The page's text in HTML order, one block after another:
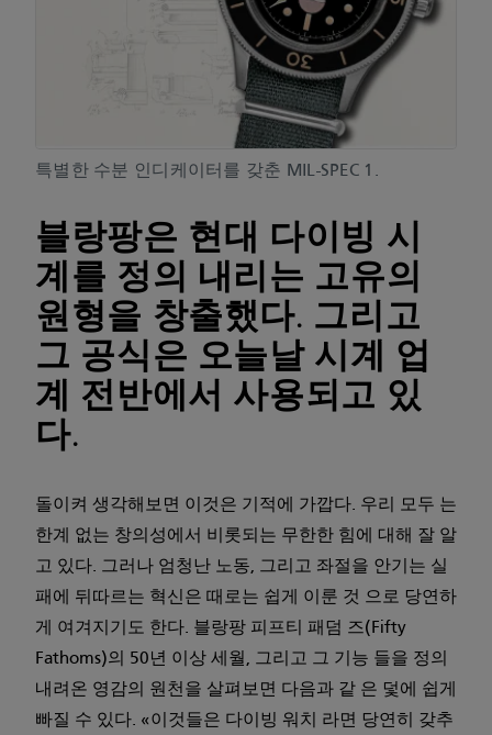
특별한 수분 인디케이터를 갖춘 MIL-SPEC 1.
블랑팡은 현대 다이빙 시
계를 정의 내리는 고유의
원형을 창출했다. 그리고
그 공식은 오늘날 시계 업
계 전반에서 사용되고 있
다.
돌이켜 생각해보면 이것은 기적에 가깝다. 우리 모두 는
한계 없는 창의성에서 비롯되는 무한한 힘에 대해 잘 알
고 있다. 그러나 엄청난 노동, 그리고 좌절을 안기는 실
패에 뒤따르는 혁신은 때로는 쉽게 이룬 것 으로 당연하
게 여겨지기도 한다. 블랑팡 피프티 패덤 즈(Fifty
Fathoms)의 50년 이상 세월, 그리고 그 기능 들을 정의
내려온 영감의 원천을 살펴보면 다음과 같 은 덫에 쉽게
빠질 수 있다. «이것들은 다이빙 워치 라면 당연히 갖추